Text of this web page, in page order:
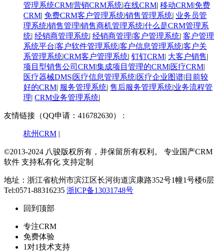
管理系统CRM|营销CRM系统|在线CRM| 移动CRM|免费
CRM| 免费CRM客户管理系统|销售管理系统| 业务员管
理系统|销售管理|销售商机管理系统|什么是CRM管理系
统| 经销商管理系统| 经销商管理|客户管理系统| 客户管理
系统平台|客户软件管理系统|客户信息管理系统|客户关
系管理系统|CRM客户管理系统| 钉钉CRM| 大客户销售|
项目型销售公司CRM|集成项目管理的CRM|医疗CRM|
医疗器械DMS|医疗信息管理系统|医疗企业图谱| ​目前较
好的CRM| 服务管理系统| 售后服务管理系统|业务流程管
理| CRM业务管理系统|
友情链接（QQ申请：416782630） :
杭州CRM |
©2013-2024 八骏版权所有，并保留所有权利。 专业国产CRM
软件 支持私有化 支持定制
地址：浙江省杭州市滨江区长河街道滨康路352号1幢1号楼6层
Tel:0571-88316235 浙ICP备13031748号
回到顶部
专注CRM
免费体验
1对1技术支持